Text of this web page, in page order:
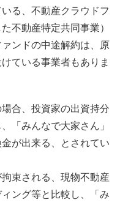
る、不動産クラウドフ
不動産特定共同事業）
ンドの中途解約は、原
ている事業者もありま
合、投資家の出資持分
「みんなで大家さん」
が出来る、とされてい
束される、現物不動産
ング等と比較し、「み